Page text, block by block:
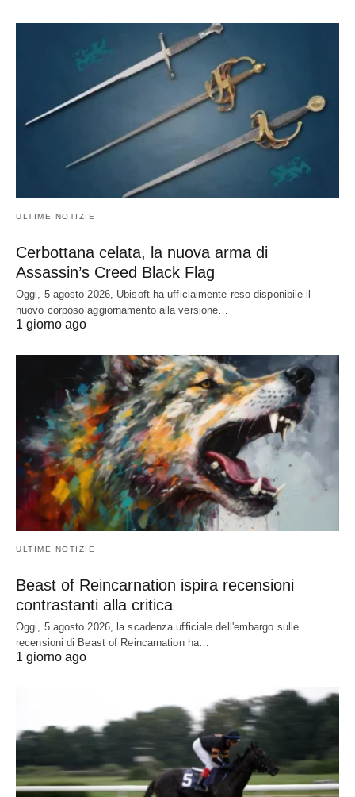
ULTIME NOTIZIE
Cerbottana celata, la nuova arma di
Assassin’s Creed Black Flag
Oggi, 5 agosto 2026, Ubisoft ha ufficialmente reso disponibile il
nuovo corposo aggiornamento alla versione…
1 giorno ago
ULTIME NOTIZIE
Beast of Reincarnation ispira recensioni
contrastanti alla critica
Oggi, 5 agosto 2026, la scadenza ufficiale dell'embargo sulle
recensioni di Beast of Reincarnation ha…
1 giorno ago